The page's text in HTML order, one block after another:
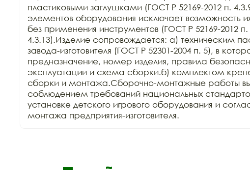
пластиковыми заглушками (ГОСТ Р 52169-2012 п.
элементов оборудования исключает возможность
без применения инструментов (ГОСТ Р 52169-2012 п.
4.3.13).Изделие сопровождается: а) техническим
завода-изготовителя (ГОСТ Р 52301-2004 п. 5), в
предназначение, номер изделия, правила
эксплуатации и схема сборки.б) комплектом
сборки и монтажа.Сборочно-монтажные работы
соблюдением требований национальных
установке детского игрового оборудования и
монтажа предприятия-изготовителя.